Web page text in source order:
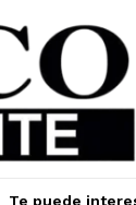
Te puede